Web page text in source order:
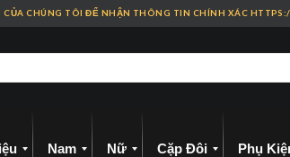
CỦA CHÚNG TÔI ĐỂ NHẬN THÔNG TIN CHÍNH XÁC
Nam Nữ Cặp Đôi Phụ